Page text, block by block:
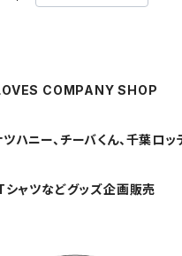
COMPANY SHOP
ニー、チーバくん、千葉ロ
シャツなどグッズ企画販売